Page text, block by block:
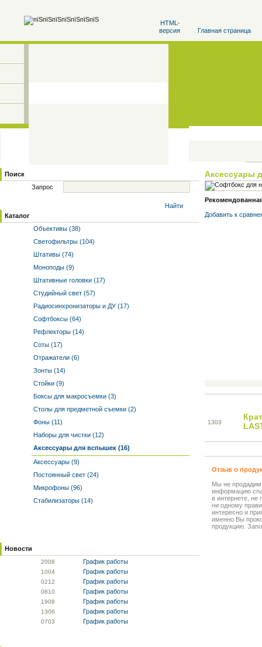
HTML-
версия
Главная страница
Поиск
Запрос
Найти
Каталог
Объективы (38)
Светофильтры (104)
Штативы (74)
Моноподы (9)
Штативные головки (17)
Студийный свет (57)
Радиосинхронизаторы и ДУ (17)
Софтбоксы (64)
Рефлекторы (14)
Соты (17)
Отражатели (6)
Зонты (14)
Стойки (9)
Боксы для макросъемки (3)
Столы для предметной съемки (2)
Фоны (11)
Наборы для чистки (12)
Аксессуары для вспышек (16)
Аксессуары (9)
Постоянный свет (24)
Микрофоны (96)
Стабилизаторы (14)
Новости
2008 График работы
1004 График работы
0212 График работы
0810 График работы
1908 График работы
1306 График работы
0703 График работы
Аксессуары
Добавить к
1303
Отзыв о
Мы не
информацию
в интернете, не
ни одному
интересно и
именно Вы
продукцию.